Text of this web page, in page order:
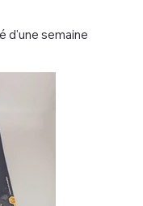
d'une semaine